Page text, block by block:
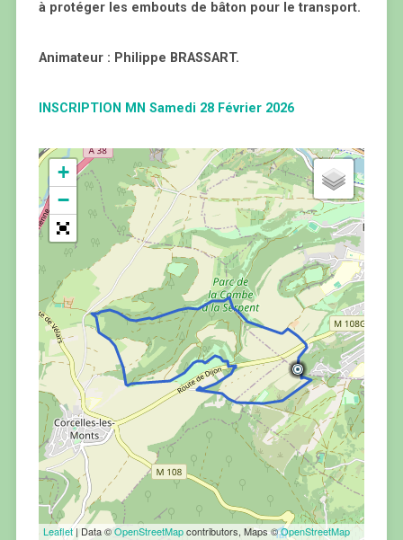
à protéger les embouts de bâton pour le transport.
Animateur : Philippe BRASSART.
INSCRIPTION MN Samedi 28 Février 2026
+
−
Leaflet| Data ©OpenStreetMapcontributors, Maps ©OpenStreetMap